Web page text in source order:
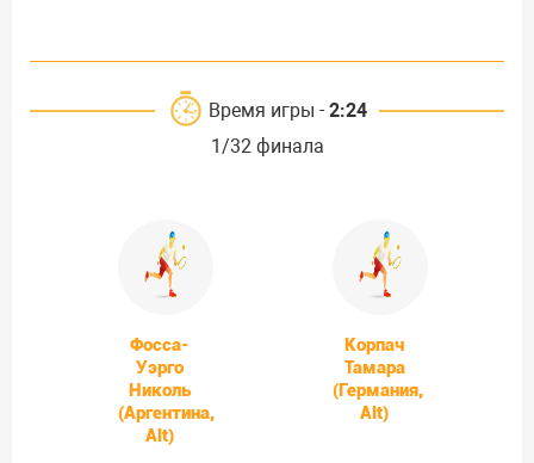
Время игры - 2:24
1/32 финала
Фосса-
Уэрго
Николь
(Аргентина,
Alt)
Корпач
Тамара
(Германия,
Alt)